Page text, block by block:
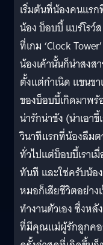
เริ่มต้นที่น้องคนแรก
น้อง บ็อบบี้ แบร์โรว์
ที่เกม ‘Clock
น้องเค้านั้นก็น่าสงส
ตั้งแต่กำเนิด แขนข
ของบ็อบบี้เกิดมาพ
น่ารักน่าชัง (น่าเอา
วินาทีแรกที่น้องลืม
ทั่วไปแต่บ็อบบี้เรา
ทันที และใช่ครับน้
หมอก็เสียชีวิตอย่าง
ทำงานตัวเอง ซึ่งห
ที่มีคุณแม่ผู้รักลูกคอ